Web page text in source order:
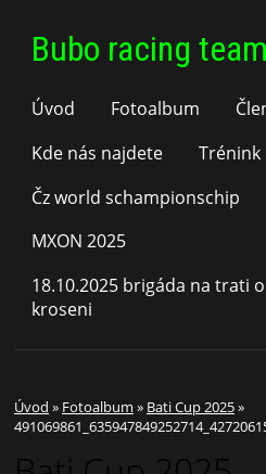
Bubo racing team
Úvod Fotoalbum
Kde nás najdete
Trénink
Čz world schampionschip
MXON 2025
18.10.2025 brigáda na trati
kroseni
Úvod » Fotoalbum » Bati Cup 2025»